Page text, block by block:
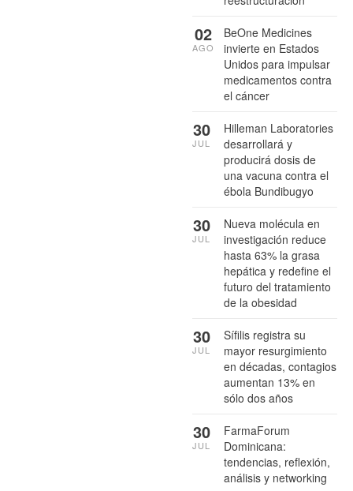
BeOne Medicines
invierte en Estados
Unidos para impulsar
medicamentos contra
el cáncer
02
AGO
Hilleman Laboratories
desarrollará y
producirá dosis de
una vacuna contra el
ébola Bundibugyo
30
JUL
Nueva molécula en
investigación reduce
hasta 63% la grasa
hepática y redefine el
futuro del tratamiento
de la obesidad
30
JUL
Sífilis registra su
mayor resurgimiento
en décadas, contagios
aumentan 13% en
sólo dos años
30
JUL
FarmaForum
Dominicana:
tendencias, reflexión,
análisis y networking
30
JUL